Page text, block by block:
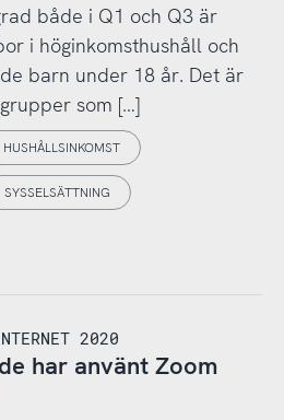
både i Q1 och Q3 är
i höginkomsthushåll och
barn under 18 år. Det är
som […]
HUSHÅLLSINKOMST
SYSSELSÄTTNING
2020
har använt Zoom